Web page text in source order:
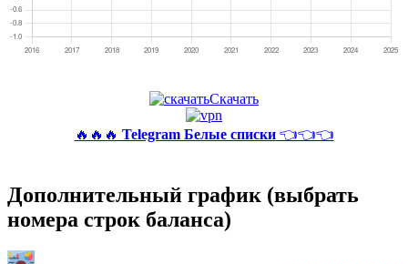
Скачать
🔥🔥🔥 Telegram Белые списки👈👈👈
Дополнительный график (выбрать
номера строк баланса)